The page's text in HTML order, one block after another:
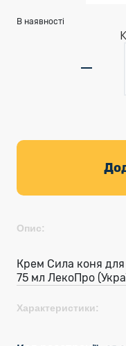
В наявності
Опис:
Крем Сила коня для
75 мл ЛекоПро
Характеристики: